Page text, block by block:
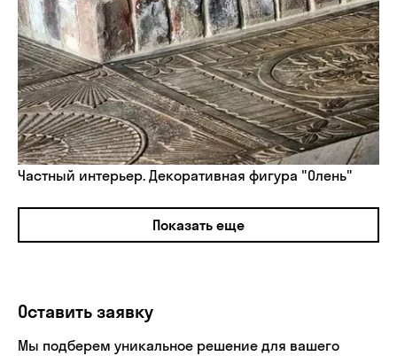
Частный интерьер. Декоративная фигура "Олень"
Показать еще
Оставить заявку
Мы подберем уникальное решение для вашего